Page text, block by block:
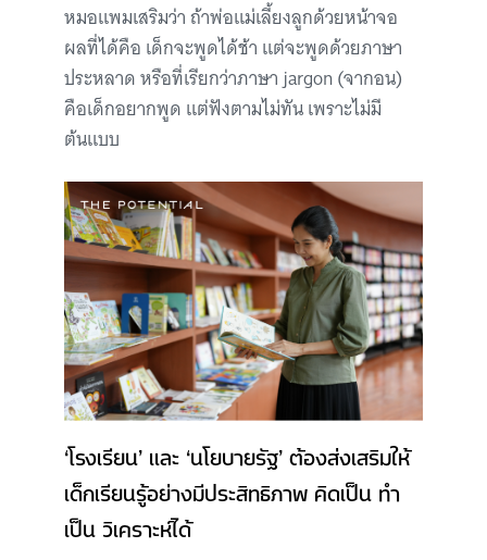
หมอแพมเสริมว่า ถ้าพ่อแม่เลี้ยงลูกด้วยหน้าจอ
ผลที่ได้คือ เด็กจะพูดได้ช้า แต่จะพูดด้วยภาษา
ประหลาด หรือที่เรียกว่าภาษา jargon (จากอน)
คือเด็กอยากพูด แต่ฟังตามไม่ทัน เพราะไม่มี
ต้นแบบ
‘โรงเรียน’ และ ‘นโยบายรัฐ’ ต้องส่งเสริมให้
เด็กเรียนรู้อย่างมีประสิทธิภาพ คิดเป็น ทำ
เป็น วิเคราะห์ได้